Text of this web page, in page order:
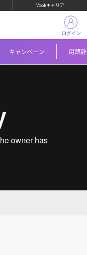
Vookキャリア
キャンペーン 用語
ログイン